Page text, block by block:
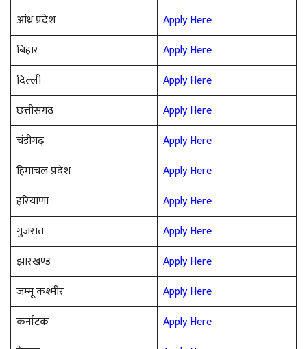
आंध्र प्रदेश
Apply Here
बिहार
Apply Here
दिल्ली
Apply Here
छत्तीसगढ़
Apply Here
चंडीगढ़
Apply Here
हिमाचल प्रदेश
Apply Here
हरियाणा
Apply Here
गुजरात
Apply Here
झारखण्ड
Apply Here
जम्मू कश्मीर
Apply Here
कर्नाटक
Apply Here